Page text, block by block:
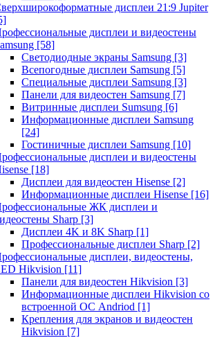
дисплеи 21:9 Jupiter
дисплеи и видеостены
[58]
Светодиодные экраны Samsung [3]
Всепогодные дисплеи Samsung [5]
Специальные дисплеи Samsung [3]
Панели для видеостен Samsung [7]
Витринные дисплеи Sumsung [6]
Информационные дисплеи Samsung
[24]
Гостиничные дисплеи Samsung [10]
дисплеи и видеостены
[18]
Дисплеи для видеостен Hisense [2]
Информационные дисплеи Hisense [16]
ЖК дисплеи и
Sharp [3]
Дисплеи 4K и 8K Sharp [1]
Профессиональные дисплеи Sharp [2]
дисплеи, видеостены,
Hikvision [11]
Панели для видеостен Hikvision [3]
Информационные дисплеи Hikvision со
встроенной ОС Andriod [1]
Крепления для экранов и видеостен
Hikvision [7]